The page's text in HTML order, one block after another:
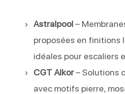
Astralpool–
proposées en finitions
idéales pour escaliers
CGT Alkor– Solutions
avec motifs pierre,